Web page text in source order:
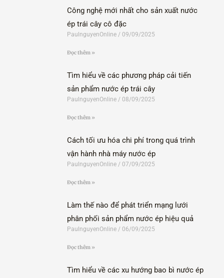
Công nghệ mới nhất cho sản xuất nước
ép trái cây cô đặc
PaulnguyenOnline 09/09/2025
Đọc thêm »
Tìm hiểu về các phương pháp cải tiến
sản phẩm nước ép trái cây
PaulnguyenOnline 08/09/2025
Đọc thêm »
Cách tối ưu hóa chi phí trong quá trình
vận hành nhà máy nước ép
PaulnguyenOnline 07/09/2025
Đọc thêm »
Làm thế nào để phát triển mạng lưới
phân phối sản phẩm nước ép hiệu quả
PaulnguyenOnline 06/09/2025
Đọc thêm »
Tìm hiểu về các xu hướng bao bì nước ép